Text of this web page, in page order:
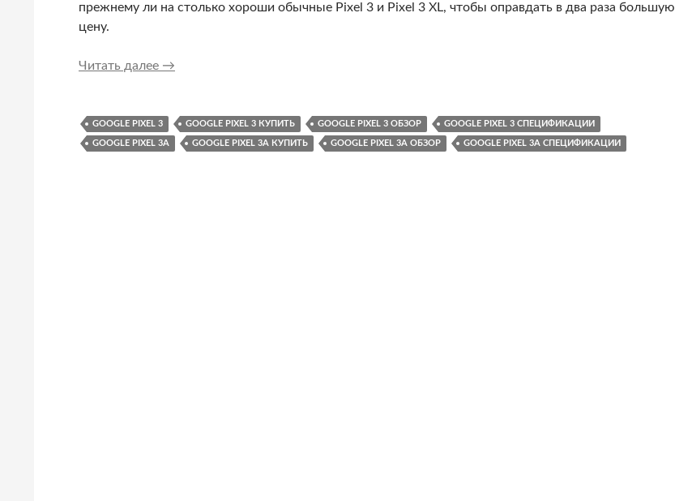
прежнему ли на столько хороши обычные Pixel 3 и Pixel 3 XL, чтобы оправдать в два раза большую
цену.
Читать далее Что выбрать: Google Pixel 3a или Google Pixel 3?
→
GOOGLE PIXEL 3 GOOGLE PIXEL 3 КУПИТЬ GOOGLE PIXEL 3 ОБЗОР GOOGLE PIXEL 3 СПЕЦИФИКАЦИИ
GOOGLE PIXEL 3A GOOGLE PIXEL 3A КУПИТЬ GOOGLE PIXEL 3A ОБЗОР GOOGLE PIXEL 3A СПЕЦИФИКАЦИИ